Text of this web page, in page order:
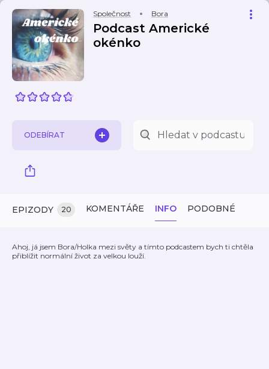
Společnost Bora
Podcast Americké
okénko
ODEBÍRAT
EPIZODY 20 KOMENTÁŘE INFO PODOBNÉ
Ahoj, já jsem Bora/Holka mezi světy a tímto podcastem bych ti chtěla
přiblížit normální život za velkou louží.